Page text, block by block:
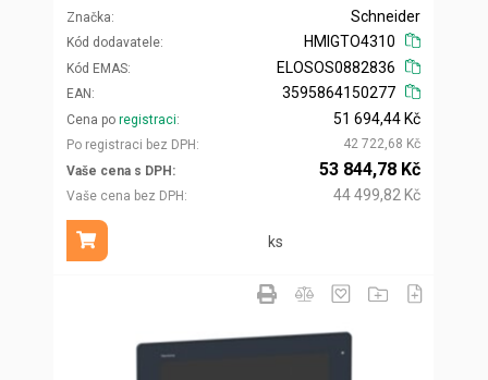
Značka
Kód dodavatele
Schneider
HMIGTO4310
Kód EMAS
EAN
ELOSOS0882836
3595864150277
Cena po registraci
Po registraci bez DPH
51 694,44 Kč
42 722,68 Kč
Vaše cena s DPH
Vaše cena bez DPH
53 844,78 Kč
44 499,82 Kč
ks
Přidat do košíku